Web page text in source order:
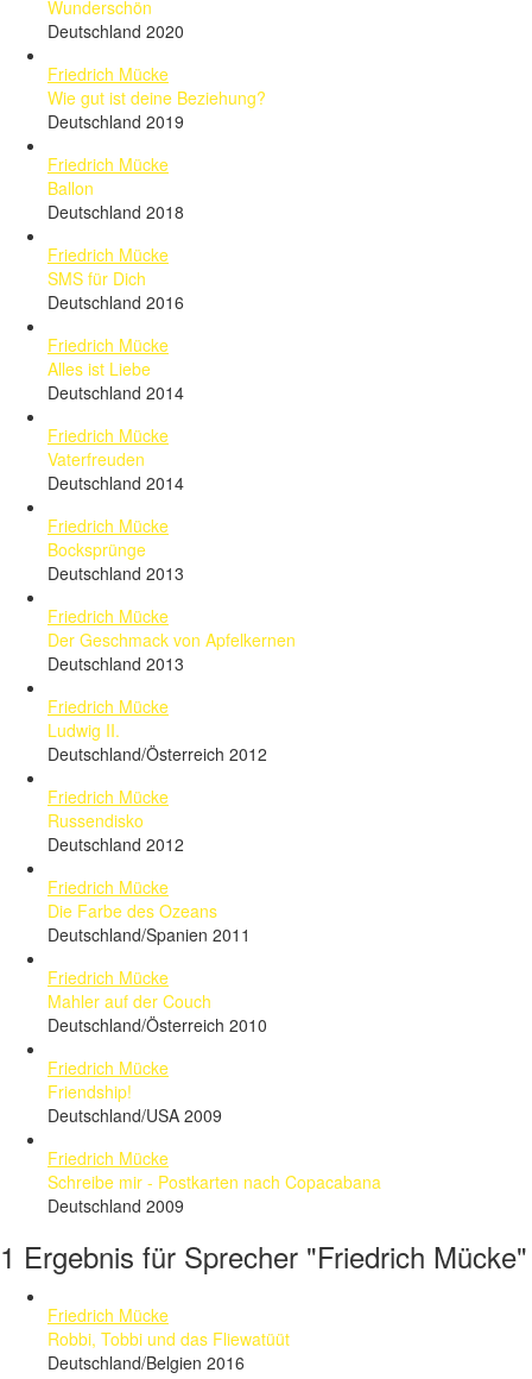
Wunderschön
Deutschland 2020
Friedrich Mücke
Wie gut ist deine Beziehung?
Deutschland 2019
Friedrich Mücke
Ballon
Deutschland 2018
Friedrich Mücke
SMS für Dich
Deutschland 2016
Friedrich Mücke
Alles ist Liebe
Deutschland 2014
Friedrich Mücke
Vaterfreuden
Deutschland 2014
Friedrich Mücke
Bocksprünge
Deutschland 2013
Friedrich Mücke
Der Geschmack von Apfelkernen
Deutschland 2013
Friedrich Mücke
Ludwig II.
Deutschland/Österreich 2012
Friedrich Mücke
Russendisko
Deutschland 2012
Friedrich Mücke
Die Farbe des Ozeans
Deutschland/Spanien 2011
Friedrich Mücke
Mahler auf der Couch
Deutschland/Österreich 2010
Friedrich Mücke
Friendship!
Deutschland/USA 2009
Friedrich Mücke
Schreibe mir - Postkarten nach Copacabana
Deutschland 2009
1 Ergebnis für Sprecher "Friedrich Mücke"
Friedrich Mücke
Robbi, Tobbi und das Fliewatüüt
Deutschland/Belgien 2016